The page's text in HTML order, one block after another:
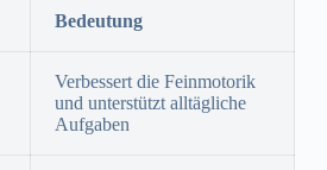
Bedeutung
Verbessert die Feinmotorik
und unterstützt alltägliche
Aufgaben